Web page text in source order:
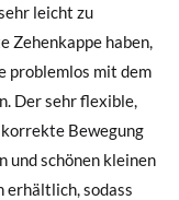
leicht zu
Zehenkappe haben,
problemlos mit dem
Der sehr flexible,
Bewegung
und schönen kleinen
erhältlich, sodass